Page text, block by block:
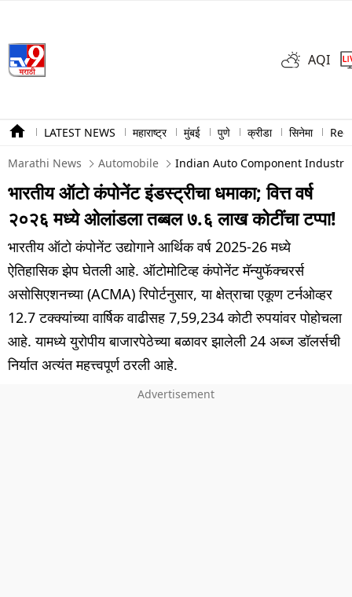
AQI
LATEST NEWS महाराष्ट्र मुंबई पुणे क्रीडा सिनेमा
Marathi News Automobile Indian Auto Component Industry
भारतीय ऑटो कंपोनेंट इंडस्ट्रीचा धमाका; वित्त वर्ष
२०२६ मध्ये ओलांडला तब्बल ७.६ लाख कोटींचा टप्पा!
भारतीय ऑटो कंपोनेंट उद्योगाने आर्थिक वर्ष 2025-26 मध्ये
ऐतिहासिक झेप घेतली आहे. ऑटोमोटिव्ह कंपोनेंट मॅन्युफॅक्चरर्स
असोसिएशनच्या (ACMA) रिपोर्टनुसार, या क्षेत्राचा एकूण टर्नओव्हर
12.7 टक्क्यांच्या वार्षिक वाढीसह 7,59,234 कोटी रुपयांवर पोहोचला
आहे. यामध्ये युरोपीय बाजारपेठेच्या बळावर झालेली 24 अब्ज डॉलर्सची
निर्यात अत्यंत महत्त्वपूर्ण ठरली आहे.